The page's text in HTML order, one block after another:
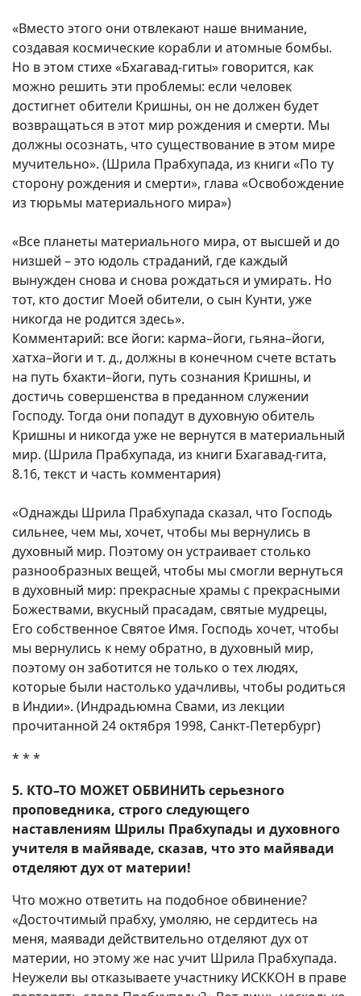
«Вместо этого они отвлекают наше внимание,
создавая космические корабли и атомные бомбы.
Но в этом стихе «Бхагавад-гиты» говорится, как
можно решить эти проблемы: если человек
достигнет обители Кришны, он не должен будет
возвращаться в этот мир рождения и смерти. Мы
должны осознать, что существование в этом мире
мучительно». (Шрила Прабхупада, из книги «По ту
сторону рождения и смерти», глава «Освобождение
из тюрьмы материального мира»)
«Все планеты материального мира, от высшей и до
низшей – это юдоль страданий, где каждый
вынужден снова и снова рождаться и умирать. Но
тот, кто достиг Моей обители, о сын Кунти, уже
никогда не родится здесь».
Комментарий: все йоги: карма–йоги, гьяна–йоги,
хатха–йоги и т. д., должны в конечном счете встать
на путь бхакти–йоги, путь сознания Кришны, и
достичь совершенства в преданном служении
Господу. Тогда они попадут в духовную обитель
Кришны и никогда уже не вернутся в материальный
мир. (Шрила Прабхупада, из книги Бхагавад-гита,
8.16, текст и часть комментария)
«Однажды Шрила Прабхупада сказал, что Господь
сильнее, чем мы, хочет, чтобы мы вернулись в
духовный мир. Поэтому он устраивает столько
разнообразных вещей, чтобы мы смогли вернуться
в духовный мир: прекрасные храмы с прекрасными
Божествами, вкусный прасадам, святые мудрецы,
Его собственное Святое Имя. Господь хочет, чтобы
мы вернулись к нему обратно, в духовный мир,
поэтому он заботится не только о тех людях,
которые были настолько удачливы, чтобы родиться
в Индии». (Индрадьюмна Свами, из лекции
прочитанной 24 октября 1998, Санкт-Петербург)
* * *
5. КТО–ТО МОЖЕТ ОБВИНИТЬ серьезного
проповедника, строго следующего
наставлениям Шрилы Прабхупады и духовного
учителя в майяваде, сказав, что это майявади
отделяют дух от материи!
Что можно ответить на подобное обвинение?
«Досточтимый прабху, умоляю, не сердитесь на
меня, маявади действительно отделяют дух от
материи, но этому же нас учит Шрила Прабхупада.
Неужели вы отказываете участнику ИСККОН в праве